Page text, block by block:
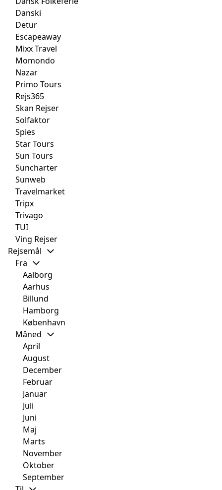
Danski
Detur
Escapeaway
Mixx Travel
Momondo
Nazar
Primo Tours
Rejs365
Skan Rejser
Solfaktor
Spies
Star Tours
Sun Tours
Suncharter
Sunweb
Travelmarket
Tripx
Trivago
TUI
Ving Rejser
Rejsemål
Fra
Aalborg
Aarhus
Billund
Hamborg
København
Måned
April
August
December
Februar
Januar
Juli
Juni
Maj
Marts
November
Oktober
September